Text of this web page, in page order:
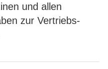
und allen
zur Vertriebs-